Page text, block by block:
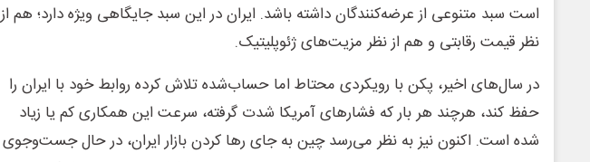
است سبد متنوعی از عرضه‌کنندگان داشته‌ باشد. ایران در این سبد جایگاهی ویژه دارد؛ هم از
نظر قیمت رقابتی و هم از نظر مزیت‌های ژئوپلیتیک.
در سال‌های اخیر، پکن با رویکردی محتاط اما حساب‌شده تلاش کرده روابط خود با ایران را
حفظ کند، هرچند هر بار که فشارهای آمریکا شدت گرفته، سرعت این همکاری کم یا زیاد
شده است. اکنون نیز به نظر می‌رسد چین به جای رها کردن بازار ایران، در حال جست‌وجوی